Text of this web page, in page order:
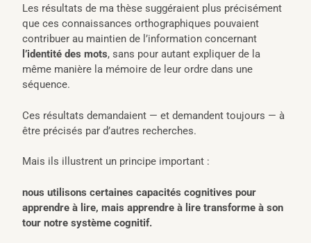
Les résultats de ma thèse suggéraient plus précisément
que ces connaissances orthographiques pouvaient
contribuer au maintien de l’information concernant
l’identité des mots, sans pour autant expliquer de la
même manière la mémoire de leur ordre dans une
séquence.
Ces résultats demandaient — et demandent toujours — à
être précisés par d’autres recherches.
Mais ils illustrent un principe important :
nous utilisons certaines capacités cognitives pour
apprendre à lire, mais apprendre à lire transforme à son
tour notre système cognitif.